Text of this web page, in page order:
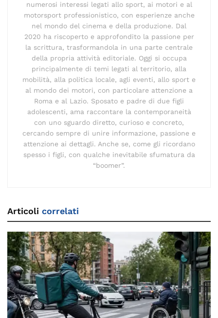
numerosi interessi legati allo sport, ai motori e al
motorsport professionistico, con esperienze anche
nel mondo del cinema e della produzione. Dal
2020 ha riscoperto e approfondito la passione per
la scrittura, trasformandola in una parte centrale
della propria attività editoriale. Oggi si occupa
principalmente di temi legati al territorio, alla
mobilità, alla politica locale, agli eventi, allo sport e
al mondo dei motori, con particolare attenzione a
Roma e al Lazio. Sposato e padre di due figli
adolescenti, ama raccontare la contemporaneità
con uno sguardo diretto, curioso e concreto,
cercando sempre di unire informazione, passione e
attenzione ai dettagli. Anche se, come gli ricordano
spesso i figli, con qualche inevitabile sfumatura da
“boomer”.
Articoli correlati